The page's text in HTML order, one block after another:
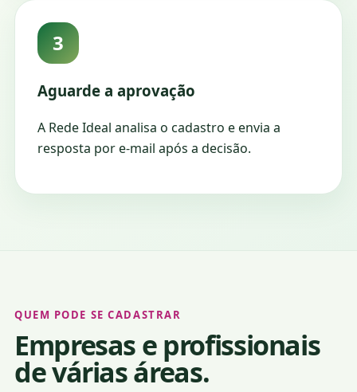
3
Aguarde a aprovação
A Rede Ideal analisa o cadastro e envia a
resposta por e-mail após a decisão.
QUEM PODE SE CADASTRAR
Empresas e profissionais
de várias áreas.